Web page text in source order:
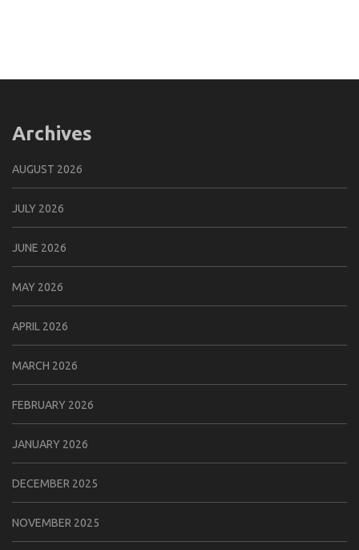
Archives
AUGUST 2026
JULY 2026
JUNE 2026
MAY 2026
APRIL 2026
MARCH 2026
FEBRUARY 2026
JANUARY 2026
DECEMBER 2025
NOVEMBER 2025